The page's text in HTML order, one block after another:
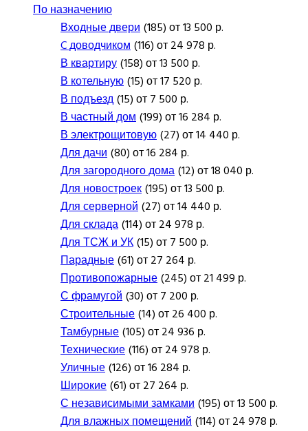
По назначению
Входные двери(185) от 13 500 р.
C доводчиком(116) от 24 978 р.
В квартиру(158) от 13 500 р.
В котельную(15) от 17 520 р.
В подъезд(15) от 7 500 р.
В частный дом(199) от 16 284 р.
В электрощитовую(27) от 14 440 р.
Для дачи(80) от 16 284 р.
Для загородного дома(12) от 18 040 р.
Для новостроек(195) от 13 500 р.
Для серверной(27) от 14 440 р.
Для склада(114) от 24 978 р.
Для ТСЖ и УК(15) от 7 500 р.
Парадные(61) от 27 264 р.
Противопожарные(245) от 21 499 р.
С фрамугой(30) от 7 200 р.
Строительные(14) от 26 400 р.
Тамбурные(105) от 24 936 р.
Технические(116) от 24 978 р.
Уличные(126) от 16 284 р.
Широкие(61) от 27 264 р.
С независимыми замками(195) от 13 500 р.
Для влажных помещений(114) от 24 978 р.